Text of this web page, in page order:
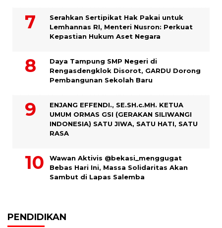
Serahkan Sertipikat Hak Pakai untuk
Lemhannas RI, Menteri Nusron: Perkuat
Kepastian Hukum Aset Negara
Daya Tampung SMP Negeri di
Rengasdengklok Disorot, GARDU Dorong
Pembangunan Sekolah Baru
ENJANG EFFENDI., SE.SH.c.MH. KETUA
UMUM ORMAS GSI (GERAKAN SILIWANGI
INDONESIA) SATU JIWA, SATU HATI, SATU
RASA
Wawan Aktivis @bekasi_menggugat
Bebas Hari Ini, Massa Solidaritas Akan
Sambut di Lapas Salemba
PENDIDIKAN